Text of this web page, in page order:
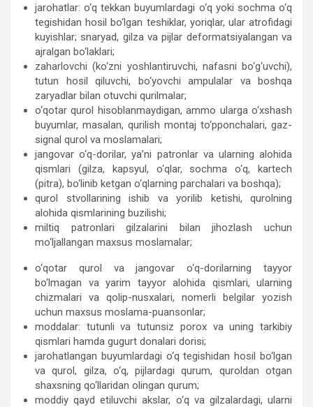
jarohatlar: o‘q tekkan buyumlardagi o‘q yoki sochma o‘q
tegishidan hosil bo‘lgan teshiklar, yoriqlar, ular atrofidagi
kuyishlar; snaryad, gilza va pijlar deformatsiyalangan va
ajralgan bo‘laklari;
zaharlovchi (ko‘zni yoshlantiruvchi, nafasni bo‘g‘uvchi),
tutun hosil qiluvchi, bo‘yovchi ampulalar va boshqa
zaryadlar bilan otuvchi qurilmalar;
o‘qotar qurol hisoblanmaydigan, ammo ularga o‘xshash
buyumlar, masalan, qurilish montaj to‘pponchalari, gaz-
signal qurol va moslamalari;
jangovar o‘q-dorilar, ya’ni patronlar va ularning alohida
qismlari (gilza, kapsyul, o‘qlar, sochma o‘q, kartech
(pitra), bo‘linib ketgan o‘qlarning parchalari va boshqa);
qurol stvollarining ishib va yorilib ketishi, qurolning
alohida qismlarining buzilishi;
miltiq patronlari gilzalarini bilan jihozlash uchun
mo‘ljallangan maxsus moslamalar;
o‘qotar qurol va jangovar o‘q-dorilarning tayyor
bo‘lmagan va yarim tayyor alohida qismlari, ularning
chizmalari va qolip-nusxalari, nomerli belgilar yozish
uchun maxsus moslama-puansonlar;
moddalar: tutunli va tutunsiz porox va uning tarkibiy
qismlari hamda gugurt donalari dorisi;
jarohatlangan buyumlardagi o‘q tegishidan hosil bo‘lgan
va qurol, gilza, o‘q, pijlardagi qurum, quroldan otgan
shaxsning qo‘llaridan olingan qurum;
moddiy qayd etiluvchi akslar, o‘q va gilzalardagi, ularni